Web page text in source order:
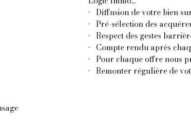
Diffusion de votre bien
Pré-sélection des
Respect des gestes
Compte rendu après
Pour chaque offre nous
Remonter régulière de